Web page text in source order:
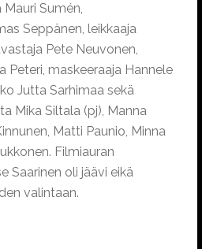
Mauri Sumén,
Seppänen, leikkaaja
Pete Neuvonen,
Peteri, maskeeraaja Hannele
Jutta Sarhimaa sekä
Mika Siltala (pj), Manna
Matti Paunio, Minna
Filmiauran
Saarinen oli jäävi eikä
valintaan.